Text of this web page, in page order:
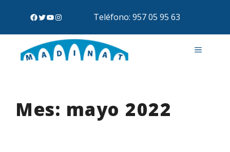
Teléfono: 957 05 95 63
Mes: mayo 2022